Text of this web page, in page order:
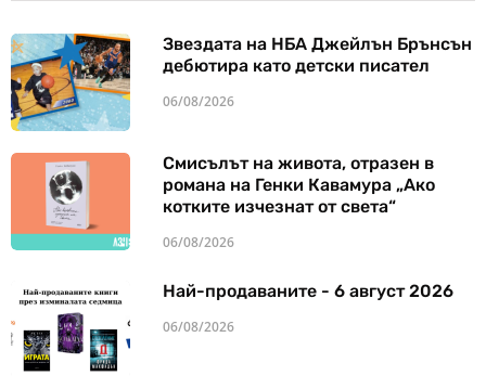
Звездата на НБА Джейлън Брънсън
дебютира като детски писател
06/08/2026
Смисълът на живота, отразен в
романа на Генки Кавамура „Ако
котките изчезнат от света“
06/08/2026
Най-продаваните - 6 август 2026
06/08/2026